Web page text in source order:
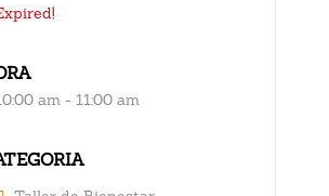
am - 11:00 am